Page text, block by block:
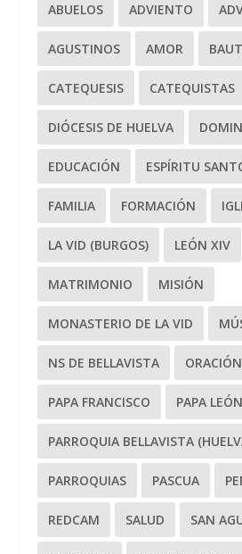
ABUELOS ADVIENTO
AGUSTINOS AMOR
CATEQUESIS CATEQUISTAS
DIÓCESIS DE HUELVA
EDUCACIÓN ESPÍRITU
FAMILIA FORMACIÓN
LA VID (BURGOS) LEÓN XIV
MATRIMONIO MISIÓN
MONASTERIO DE LA VID
NS DE BELLAVISTA ORACIÓN
PAPA FRANCISCO PAPA
PARROQUIA BELLAVISTA
PARROQUIAS PASCUA
REDCAM SALUD SAN